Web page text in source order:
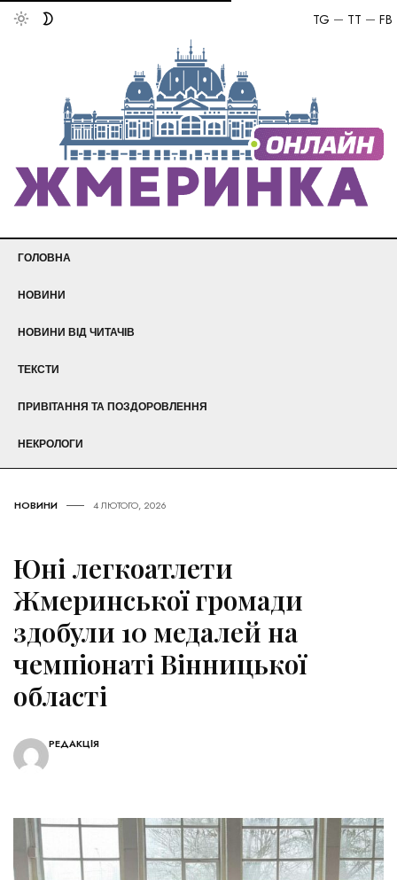
FB
TT
TG
ГОЛОВНА
НОВИНИ
НОВИНИ ВІД ЧИТАЧІВ
ТЕКСТИ
ПРИВІТАННЯ ТА ПОЗДОРОВЛЕННЯ
НЕКРОЛОГИ
НОВИНИ 4 ЛЮТОГО, 2026
Юні легкоатлети
Жмеринської громади
здобули 10 медалей на
чемпіонаті Вінницької
області
РЕДАКЦІЯ